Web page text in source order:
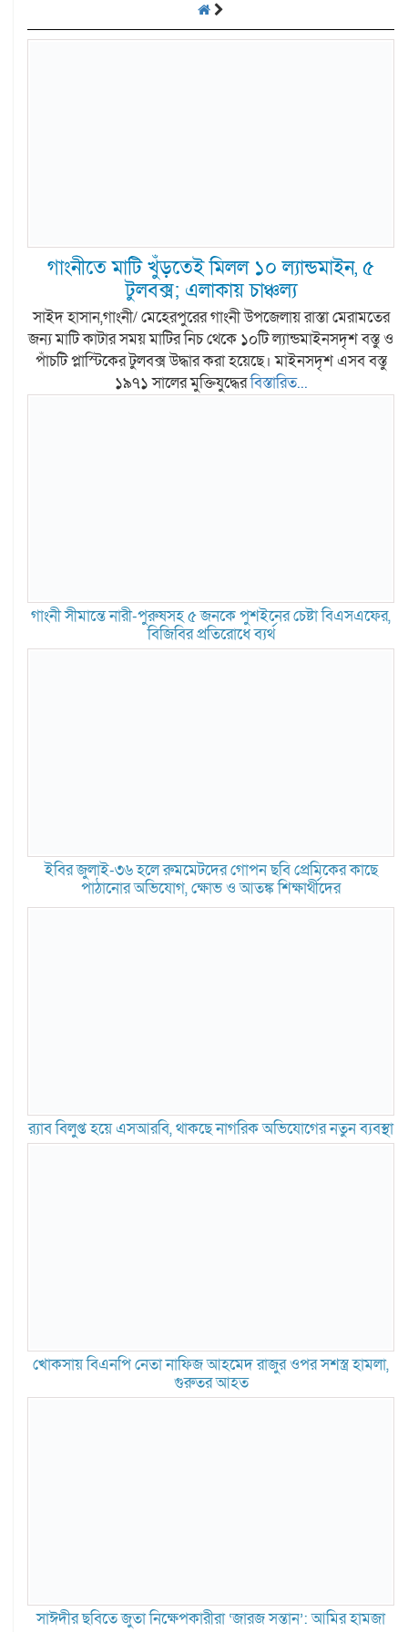
গাংনীতে মাটি খুঁড়তেই মিলল ১০ ল্যান্ডমাইন, ৫
টুলবক্স; এলাকায় চাঞ্চল্য
সাইদ হাসান,গাংনী/ মেহেরপুরের গাংনী উপজেলায় রাস্তা মেরামতের
জন্য মাটি কাটার সময় মাটির নিচ থেকে ১০টি ল্যান্ডমাইনসদৃশ বস্তু ও
পাঁচটি প্লাস্টিকের টুলবক্স উদ্ধার করা হয়েছে। মাইনসদৃশ এসব বস্তু
১৯৭১ সালের মুক্তিযুদ্ধেরবিস্তারিত...
গাংনী সীমান্তে নারী-পুরুষসহ ৫ জনকে পুশইনের চেষ্টা বিএসএফের,
বিজিবির প্রতিরোধে ব্যর্থ
ইবির জুলাই-৩৬ হলে রুমমেটদের গোপন ছবি প্রেমিকের কাছে
পাঠানোর অভিযোগ, ক্ষোভ ও আতঙ্ক শিক্ষার্থীদের
র‍্যাব বিলুপ্ত হয়ে এসআরবি, থাকছে নাগরিক অভিযোগের নতুন ব্যবস্থা
খোকসায় বিএনপি নেতা নাফিজ আহমেদ রাজুর ওপর সশস্ত্র হামলা,
গুরুতর আহত
সাঈদীর ছবিতে জুতা নিক্ষেপকারীরা ‘জারজ সন্তান’: আমির হামজা